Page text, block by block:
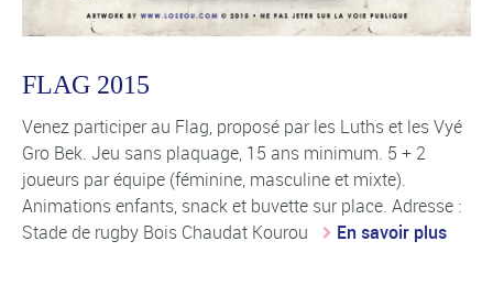
FLAG 2015
Venez participer au Flag, proposé par les Luths et les Vyé
Gro Bek. Jeu sans plaquage, 15 ans minimum. 5 + 2
joueurs par équipe (féminine, masculine et mixte).
Animations enfants, snack et buvette sur place. Adresse :
Stade de rugby Bois Chaudat Kourou
En savoir plus